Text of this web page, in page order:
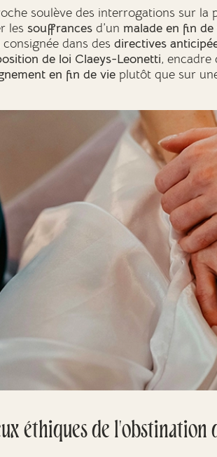
soulève des interrogations sur
les souffrances d’un malade en fin de
dans des directives
de loi Claeys-Leonetti, encadre
en fin de vie plutôt que sur
éthiques de l'obstination